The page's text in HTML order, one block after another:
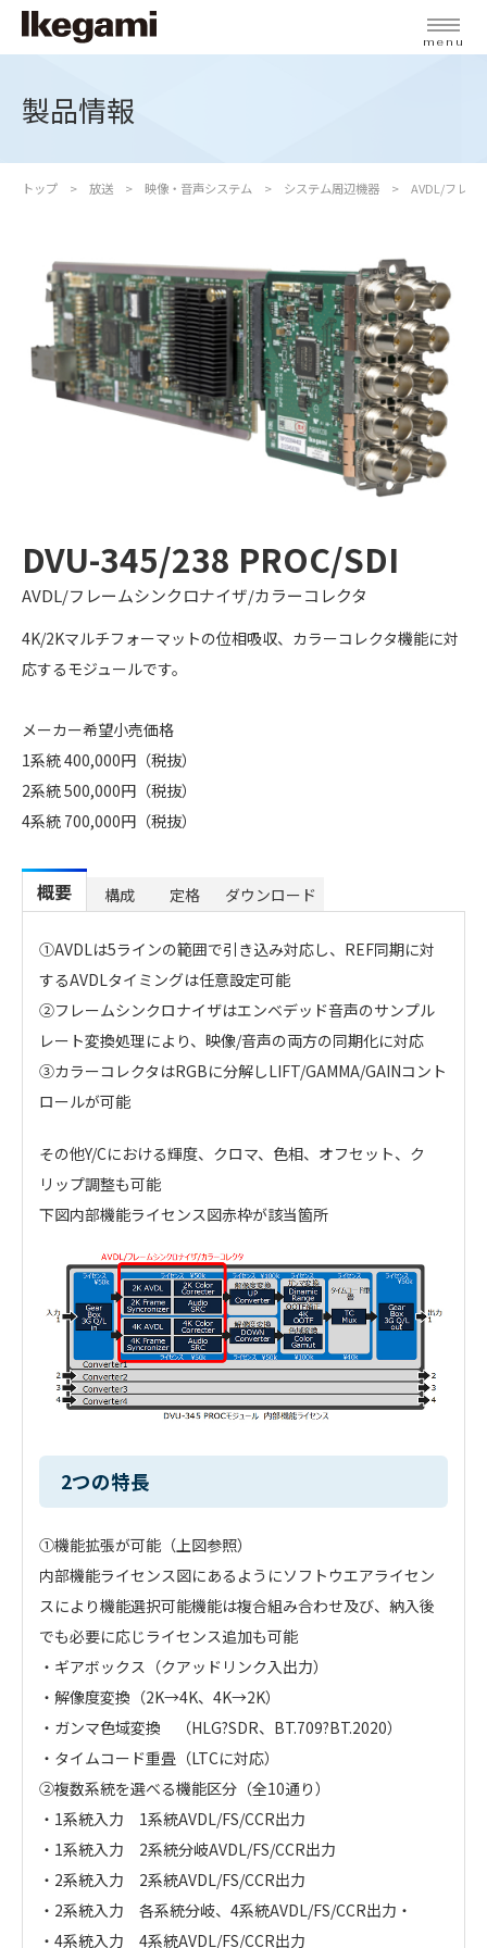
menu
製品情報
トップ 放送 映像・音声システム システム周辺機器 AVDL/フレー
DVU-345/238 PROC/SDI
AVDL/フレームシンクロナイザ/カラーコレクタ
4K/2Kマルチフォーマットの位相吸収、カラーコレクタ機能に対
応するモジュールです。
メーカー希望小売価格
1系統 400,000円（税抜）
2系統 500,000円（税抜）
4系統 700,000円（税抜）
概要 構成 定格 ダウンロード
①AVDLは5ラインの範囲で引き込み対応し、REF同期に対
するAVDLタイミングは任意設定可能
②フレームシンクロナイザはエンベデッド音声のサンプル
レート変換処理により、映像/音声の両方の同期化に対応
③カラーコレクタはRGBに分解しLIFT/GAMMA/GAINコント
ロールが可能
その他Y/Cにおける輝度、クロマ、色相、オフセット、ク
リップ調整も可能
下図内部機能ライセンス図赤枠が該当箇所
2つの特長
①機能拡張が可能（上図参照）
内部機能ライセンス図にあるようにソフトウエアライセン
スにより機能選択可能機能は複合組み合わせ及び、納入後
でも必要に応じライセンス追加も可能
・ギアボックス（クアッドリンク入出力）
・解像度変換（2K→4K、4K→2K）
・ガンマ色域変換 （HLG?SDR、BT.709?BT.2020）
・タイムコード重畳（LTCに対応）
②複数系統を選べる機能区分（全10通り）
・1系統入力 1系統AVDL/FS/CCR出力
・1系統入力 2系統分岐AVDL/FS/CCR出力
・2系統入力 2系統AVDL/FS/CCR出力
・2系統入力 各系統分岐、4系統AVDL/FS/CCR出力・
・4系統入力 4系統AVDL/FS/CCR出力